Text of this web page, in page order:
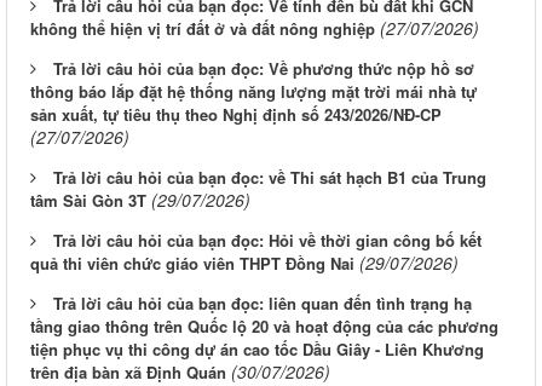
Trả lời câu hỏi của bạn đọc: Về tính đền bù đất khi GCN
không thể hiện vị trí đất ở và đất nông nghiệp (27/07/2026)
Trả lời câu hỏi của bạn đọc: Về phương thức nộp hồ sơ
thông báo lắp đặt hệ thống năng lượng mặt trời mái nhà tự
sản xuất, tự tiêu thụ theo Nghị định số 243/2026/NĐ-CP
(27/07/2026)
Trả lời câu hỏi của bạn đọc: về Thi sát hạch B1 của Trung
tâm Sài Gòn 3T (29/07/2026)
Trả lời câu hỏi của bạn đọc: Hỏi về thời gian công bố kết
quả thi viên chức giáo viên THPT Đồng Nai (29/07/2026)
Trả lời câu hỏi của bạn đọc: liên quan đến tình trạng hạ
tầng giao thông trên Quốc lộ 20 và hoạt động của các phương
tiện phục vụ thi công dự án cao tốc Dầu Giây - Liên Khương
trên địa bàn xã Định Quán (30/07/2026)